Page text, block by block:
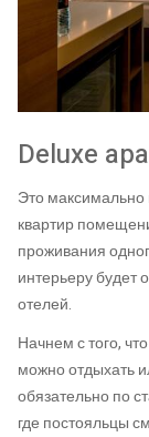
Deluxe
Это
квартир
проживания
интерьеру будет
отелей.
Начнем с того,
можно отдыхать
обязательно по
где постояльцы